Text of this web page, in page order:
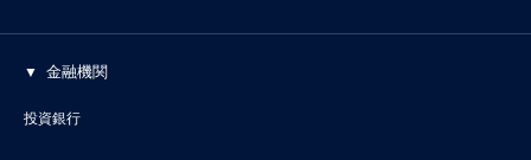
金融機関
投資銀行